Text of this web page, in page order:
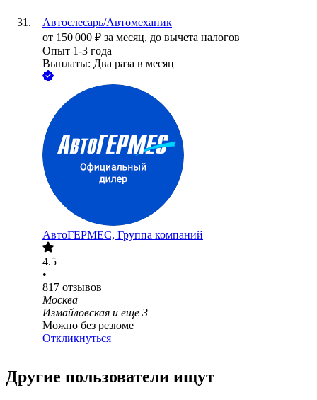
Автослесарь/Автомеханик
от 150 000 ₽ за месяц, до вычета налогов
Опыт 1-3 года
Выплаты: Два раза в месяц
АвтоГЕРМЕС, Группа компаний
4.5
•
817 отзывов
Москва
Измайловская и еще 3
Можно без резюме
Откликнуться
Другие пользователи ищут